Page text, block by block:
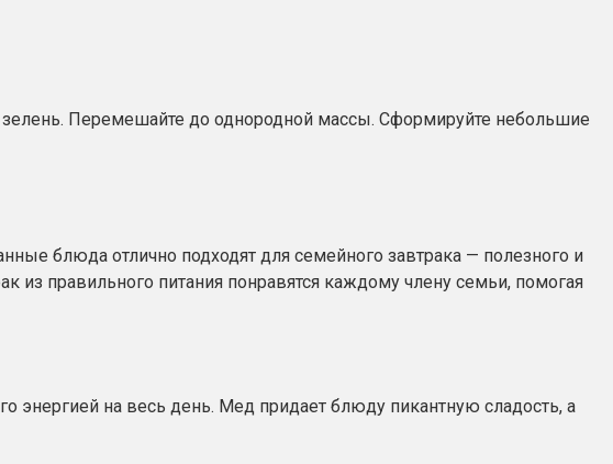
зелень. Перемешайте до однородной массы. Сформируйте небольшие
блюда отлично подходят для семейного завтрака — полезного и
из правильного питания понравятся каждому члену семьи, помогая
энергией на весь день. Мед придает блюду пикантную сладость, а